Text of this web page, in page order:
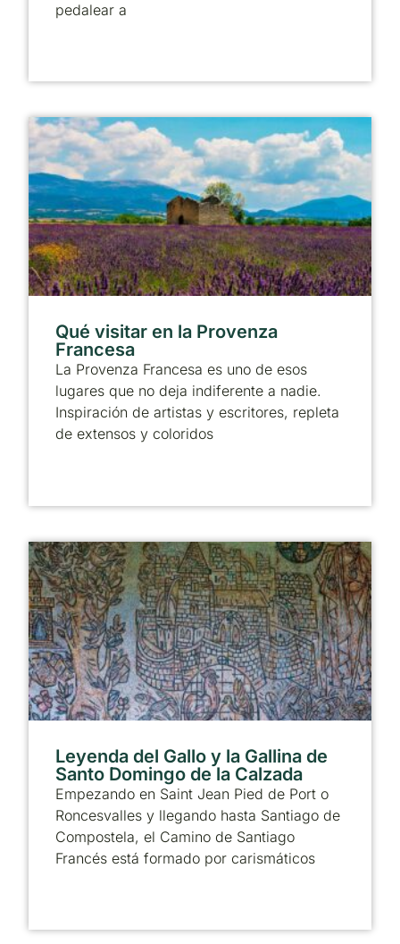
pedalear a
Qué visitar en la Provenza
Francesa
La Provenza Francesa es uno de esos
lugares que no deja indiferente a nadie.
Inspiración de artistas y escritores, repleta
de extensos y coloridos
Leyenda del Gallo y la Gallina de
Santo Domingo de la Calzada
Empezando en Saint Jean Pied de Port o
Roncesvalles y llegando hasta Santiago de
Compostela, el Camino de Santiago
Francés está formado por carismáticos